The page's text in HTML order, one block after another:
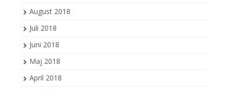
August 2018
Juli 2018
Juni 2018
Maj 2018
April 2018